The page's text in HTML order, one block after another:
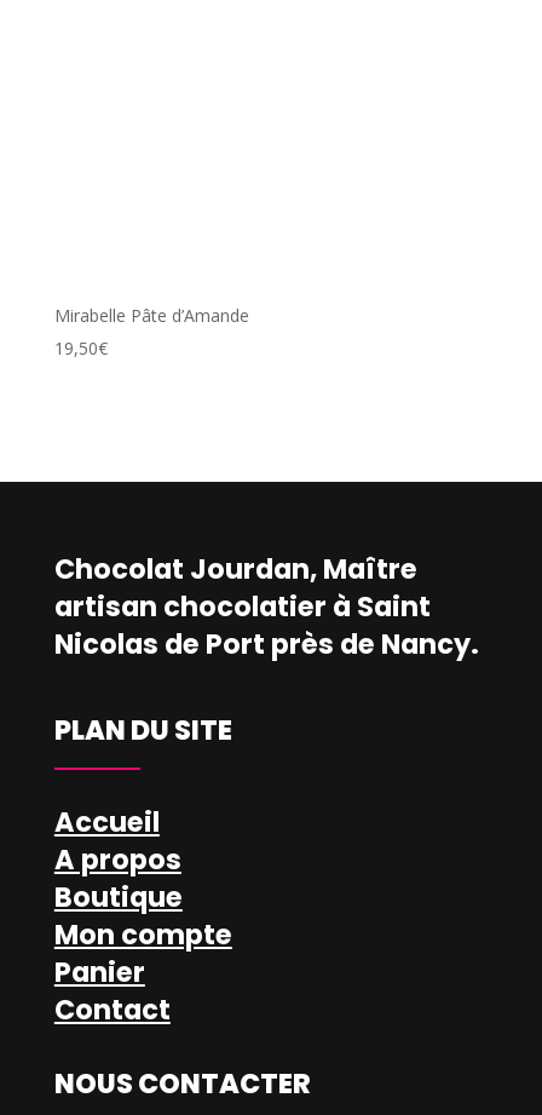
Mirabelle Pâte d’Amande
19,50€
Chocolat Jourdan, Maître
artisan chocolatier à Saint
Nicolas de Port près de Nancy.
PLAN DU SITE
Accueil
A propos
Boutique
Mon compte
Panier
Contact
NOUS CONTACTER